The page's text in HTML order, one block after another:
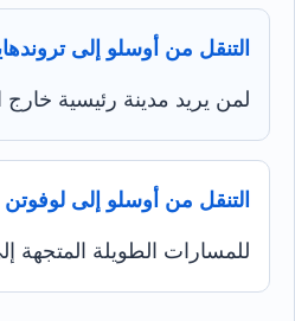
التنقل من أوسلو إلى
لمن يريد مدينة رئيسية خارج
التنقل من أوسلو إلى لوفوتن
للمسارات الطويلة المتجهة